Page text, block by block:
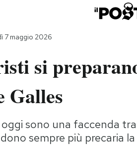
7 maggio 2026
si
Galles
oggi sono una faccenda
sempre più precaria